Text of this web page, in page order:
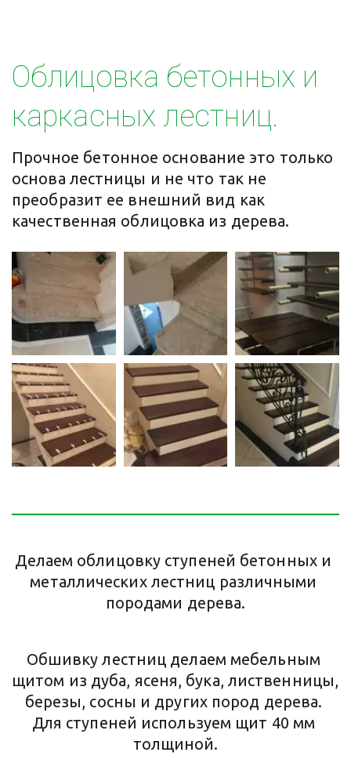
Облицовка бетонных и
каркасных лестниц.
Прочное бетонное основание это только
основа лестницы и не что так не
преобразит ее внешний вид как
качественная облицовка из дерева.
Делаем облицовку ступеней бетонных и
металлических лестниц различными
породами дерева.
Обшивку лестниц делаем мебельным
щитом из дуба, ясеня, бука, лиственницы,
березы, сосны и других пород дерева.
Для ступеней используем щит 40 мм
толщиной.